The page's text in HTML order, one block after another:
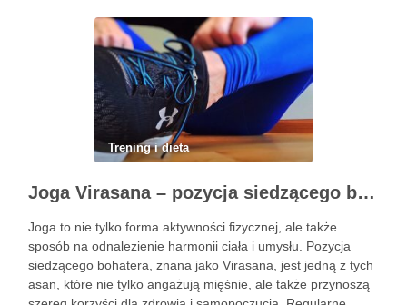
Trening i dieta
Joga Virasana – pozycja siedzącego bohatera i jej korzyści
Joga to nie tylko forma aktywności fizycznej, ale także
sposób na odnalezienie harmonii ciała i umysłu. Pozycja
siedzącego bohatera, znana jako Virasana, jest jedną z tych
asan, które nie tylko angażują mięśnie, ale także przynoszą